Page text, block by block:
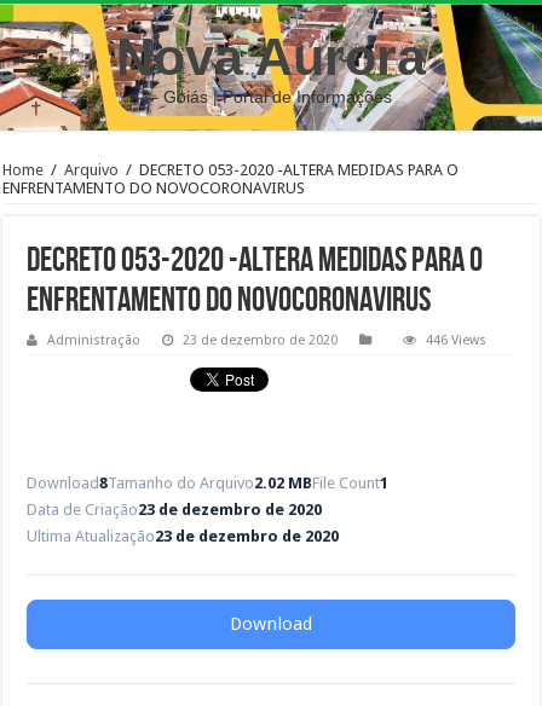
Nova Aurora
– Goiás | Portal de Informações
Home / Arquivo / DECRETO 053-2020 -ALTERA MEDIDAS PARA O
ENFRENTAMENTO DO NOVOCORONAVIRUS
DECRETO 053-2020 -ALTERA MEDIDAS PARA O
ENFRENTAMENTO DO NOVOCORONAVIRUS
Administração 23 de dezembro de 2020 446 Views
Download8Tamanho do Arquivo2.02 MBFile Count1
Data de Criação23 de dezembro de 2020
Ultima Atualização23 de dezembro de 2020
Download